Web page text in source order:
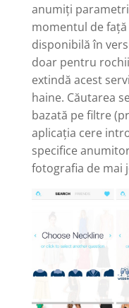
anumiți
momentul de
disponibilă în
doar pentru
extindă acest
haine. Căutarea
bazată pe filtre
aplicația cere
specifice
fotografia de mai